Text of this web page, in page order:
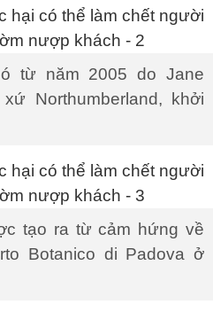
từ năm 2005 do Jane
Northumberland, khởi
tạo ra từ cảm hứng về
Botanico di Padova ở